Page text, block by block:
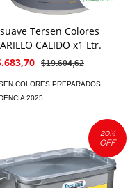
Tersen Colores
CALIDO x1 Ltr.
$19.604,62
COLORES PREPARADOS
2025
20%
OFF